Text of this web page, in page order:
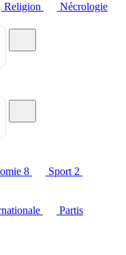
Religion
Nécrologie
8 Sport 2
Partis